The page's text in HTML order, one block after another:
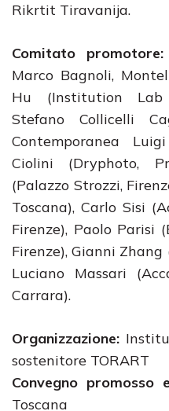
Rikrtit Tiravanija.
Comitato promotore:
Marco Bagnoli,
Hu (Institution Lab
Stefano Collicelli
Contemporanea
Ciolini (Dryphoto,
(Palazzo Strozzi,
Toscana), Carlo Sisi
Firenze), Paolo Parisi
Firenze), Gianni
Luciano Massari
Carrara).
Organizzazione:
sostenitore TORART
Convegno promosso
Toscana